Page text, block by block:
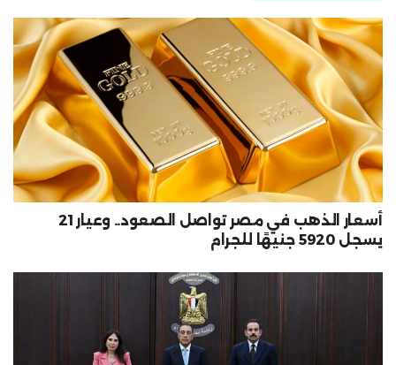
أسعار الذهب في مصر تواصل الصعود.. وعيار 21
يسجل 5920 جنيهًا للجرام